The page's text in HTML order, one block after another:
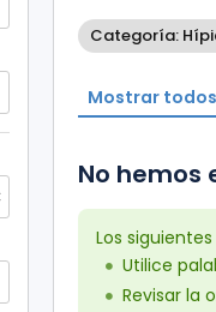
Categoría:
Mostrar
No hemos
Los
Utilice
Revisar la